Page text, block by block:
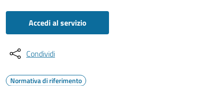
Accedi al servizio
Condividi
Normativa di riferimento